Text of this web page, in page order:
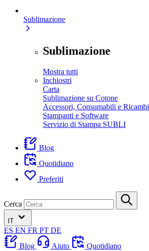
Sublimazione
Sublimazione
Mostra tutti
Inchiostri
Carta
Sublimazione su Cotone
Accessori, Consumabili e Ricambi
Stampanti e Software
Servizio di Stampa SUBLI
Blog
Quotidiano
Preferiti
Cerca
IT
ES EN FR PT DE
Blog
Aiuto
Quotidiano